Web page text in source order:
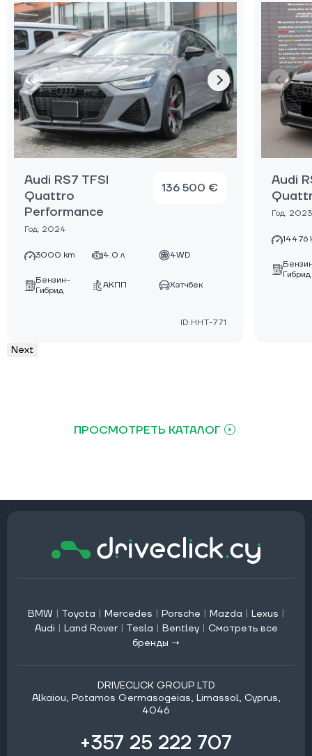
Audi RS7 TFSI
Quattro
Performance
Год: 2024
136 500 €
3000 km 4.0 л 4WD
Бензин-
Гибрид
АКПП Хэтчбек
ID:HHT-771
Audi
Год: 2023
14476
Гибрид
Next
ПРОСМОТРЕТЬ КАТАЛОГ
BMW | Toyota | Mercedes | Porsche | Mazda | Lexus |
Audi | Land Rover | Tesla | Bentley | Смотреть все
бренды →
DRIVECLICK GROUP LTD
Alkaiou, Potamos Germasogeias, Limassol, Cyprus,
4046
+357 25 222 707